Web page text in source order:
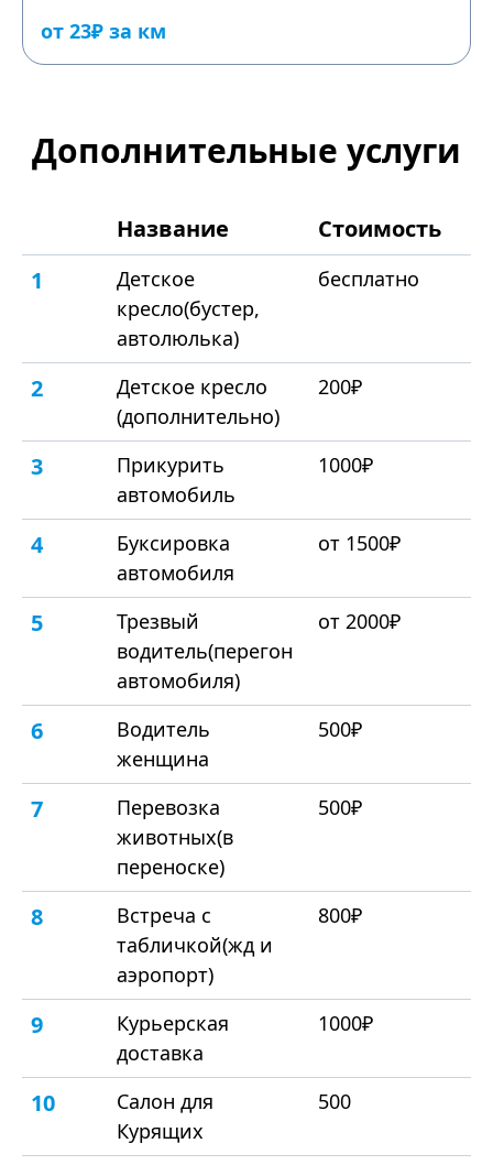
от 23₽ за км
Дополнительные услуги
Название
Стоимость
1
Детское
кресло(бустер,
автолюлька)
бесплатно
2
Детское кресло
(дополнительно)
200₽
3
Прикурить
автомобиль
1000₽
4
Буксировка
автомобиля
от 1500₽
5
Трезвый
водитель(перегон
автомобиля)
от 2000₽
6
Водитель
женщина
500₽
7
Перевозка
животных(в
переноске)
500₽
8
Встреча с
табличкой(жд и
аэропорт)
800₽
9
Курьерская
доставка
1000₽
10
Салон для
Курящих
500